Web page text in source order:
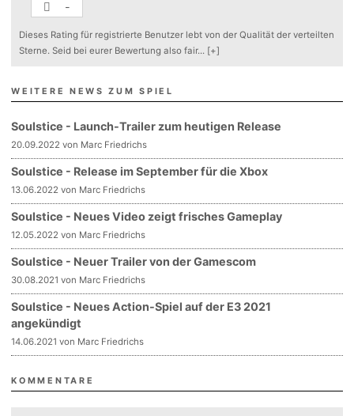
-
Dieses Rating für registrierte Benutzer lebt von der Qualität der verteilten
Sterne. Seid bei eurer Bewertung also fair... [+]
WEITERE NEWS ZUM SPIEL
Soulstice - Launch-Trailer zum heutigen Release
20.09.2022 von Marc Friedrichs
Soulstice - Release im September für die Xbox
13.06.2022 von Marc Friedrichs
Soulstice - Neues Video zeigt frisches Gameplay
12.05.2022 von Marc Friedrichs
Soulstice - Neuer Trailer von der Gamescom
30.08.2021 von Marc Friedrichs
Soulstice - Neues Action-Spiel auf der E3 2021
angekündigt
14.06.2021 von Marc Friedrichs
KOMMENTARE